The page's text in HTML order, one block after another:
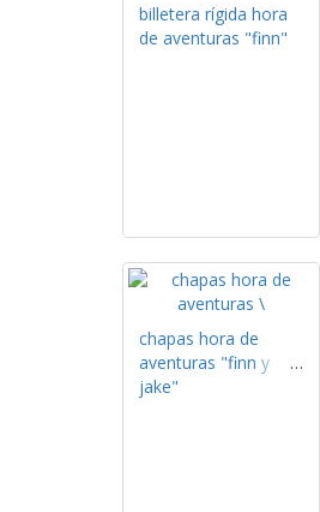
billetera rígida hora
de aventuras "finn"
chapas hora de
aventuras "finn y
jake"